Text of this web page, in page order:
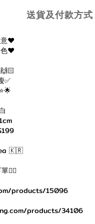
送貨及付款方式
意❤️
色❤️
✅
🇰🇷
👇🏻
products/15096
products/34106